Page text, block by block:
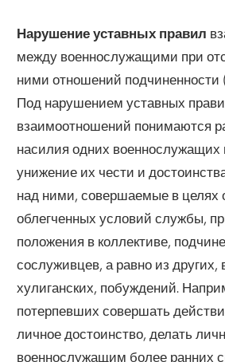
Нарушение уставных правил
между военнослужащими при
ними отношений подчиненности
Под нарушением уставных
взаимоотношений понимаются
насилия одних военнослужащих
унижение их чести и
над ними, совершаемые в целях
облегченных условий службы,
положения в коллективе,
сослуживцев, а равно из других,
хулиганских, побуждений.
потерпевших совершать
личное достоинство, делать
военнослужащим более ранних